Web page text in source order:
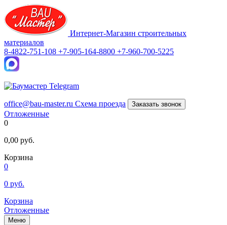
Интернет-Магазин строительных
материалов
8-4822-751-108 +7-905-164-8800 +7-960-700-5225
office@bau-master.ru Схема проезда Заказать звонок
Отложенные
0
0,00 руб.
Корзина
0
0 руб.
Корзина
Отложенные
Меню